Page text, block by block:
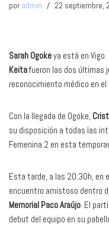
por admin 22 septiembre,
Sarah Ogokeya está en
Keitafueron las dos últimas
reconocimiento médico en el
Con la llegada de Ogoke,
su disposición a todas las
Femenina 2 en esta
Esta tarde, a las 20:30h, en
encuentro amistoso dentro
Memorial Paco Araújo. El
debut del equipo en su